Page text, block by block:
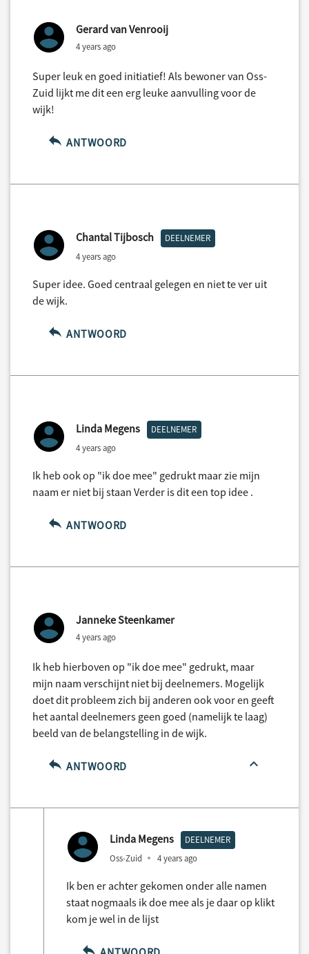
Gerard van Venrooij
4 years ago
Super leuk en goed initiatief! Als bewoner van Oss-
Zuid lijkt me dit een erg leuke aanvulling voor de
wijk!
ANTWOORD
Chantal Tijbosch DEELNEMER
4 years ago
Super idee. Goed centraal gelegen en niet te ver uit
de wijk.
ANTWOORD
Linda Megens DEELNEMER
4 years ago
Ik heb ook op "ik doe mee" gedrukt maar zie mijn
naam er niet bij staan Verder is dit een top idee .
ANTWOORD
Janneke Steenkamer
4 years ago
Ik heb hierboven op "ik doe mee" gedrukt, maar
mijn naam verschijnt niet bij deelnemers. Mogelijk
doet dit probleem zich bij anderen ook voor en geeft
het aantal deelnemers geen goed (namelijk te laag)
beeld van de belangstelling in de wijk.
ANTWOORD
Linda Megens DEELNEMER
Oss-Zuid 4 years ago
Ik ben er achter gekomen onder alle namen
staat nogmaals ik doe mee als je daar op klikt
kom je wel in de lijst